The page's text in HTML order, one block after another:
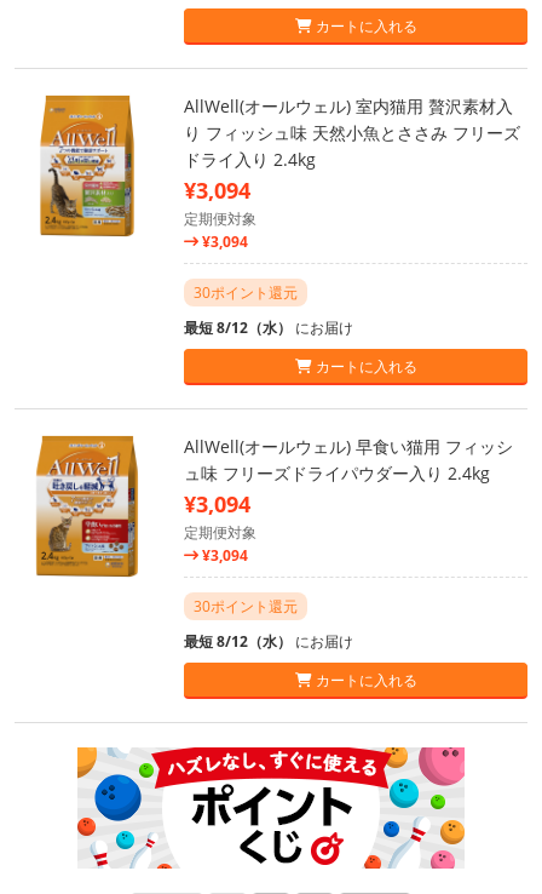
カートに入れる
AllWell(オールウェル) 室内猫用 贅沢素材入
り フィッシュ味 天然小魚とささみ フリーズ
ドライ入り 2.4kg
¥3,094
定期便対象
¥3,094
30ポイント還元
最短 8/12（水） にお届け
カートに入れる
AllWell(オールウェル) 早食い猫用 フィッシ
ュ味 フリーズドライパウダー入り 2.4kg
¥3,094
定期便対象
¥3,094
30ポイント還元
最短 8/12（水） にお届け
カートに入れる